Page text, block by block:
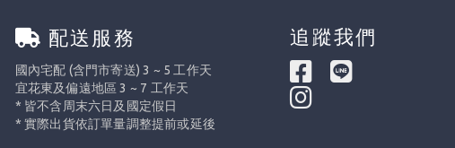
配送服務
國內宅配 (含門市寄送) 3 ~ 5 工作天
宜花東及偏遠地區 3 ~ 7 工作天
* 皆不含周末六日及國定假日
* 實際出貨依訂單量調整提前或延後
追蹤我們